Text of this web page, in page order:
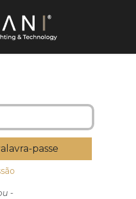
passe
-